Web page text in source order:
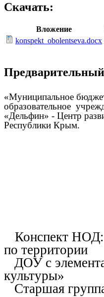
Скачать:
Вложение
konspekt_obolentseva.docx
«Муниципальное
образовательное
«Дельфин» - Центр
Республики Крым.
Конспект
по территории
ДОУ с
культуры»
Старшая